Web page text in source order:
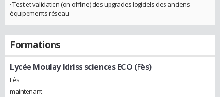
· Test et validation (on offline) des upgrades logiciels des anciens
équipements réseau
Formations
Lycée Moulay Idriss sciences ECO (Fès)
Fès
maintenant